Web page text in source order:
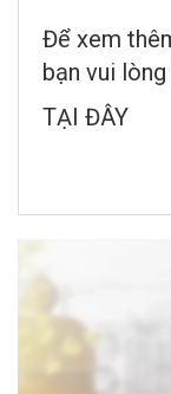
Để xem
bạn vui
TẠI ĐÂY